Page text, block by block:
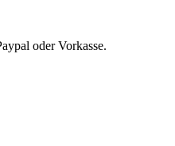
oder Vorkasse.